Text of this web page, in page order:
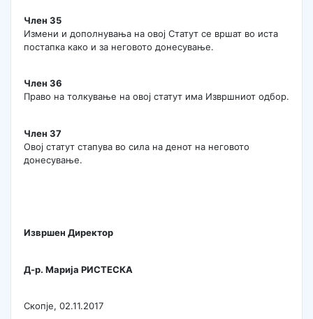
Член 35
Измени и дополнувања на овој Статут се вршат во иста
постапка како и за неговото донесување.
Член 36
Право на толкување на овој статут има Извршниот одбор.
Член 37
Овој статут стапува во сила на денот на неговото
донесување.
Извршен Директор
Д-р. Марија РИСТЕСКА
Скопје, 02.11.2017